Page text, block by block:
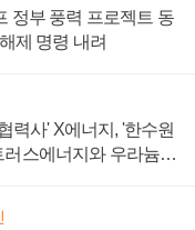
정부 풍력 프로젝트 동
제 명령 내려
력사' X에너지, '한수원
러스에너지와 우라늄